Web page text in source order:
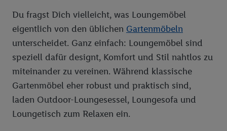
Du fragst Dich vielleicht, was Loungemöbel
eigentlich von den üblichen Gartenmöbeln
unterscheidet. Ganz einfach: Loungemöbel sind
speziell dafür designt, Komfort und Stil nahtlos zu
miteinander zu vereinen. Während klassische
Gartenmöbel eher robust und praktisch sind,
laden Outdoor-Loungesessel, Loungesofa und
Loungetisch zum Relaxen ein.